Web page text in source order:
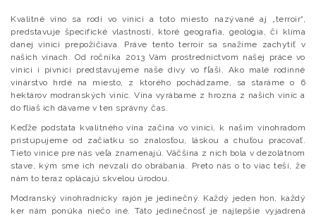
Kvalitné víno sa rodí vo vinici a toto miesto nazývané aj „terroir“,
predstavuje špecifické vlastnosti, ktoré geografia, geológia, či klíma
danej vinici prepožičiava. Práve tento terroir sa snažíme zachytiť v
našich vínach. Od ročníka 2013 Vám prostredníctvom našej práce vo
vinici i pivnici predstavujeme naše divy vo fľaši. Ako malé rodinné
vinárstvo hrdé na miesto, z ktorého pochádzame, sa staráme o 6
hektárov modranských viníc. Vína vyrábame z hrozna z našich viníc a
do fliaš ich dávame v ten správny čas.
Keďže podstata kvalitného vína začína vo vinici, k našim vinohradom
pristupujeme od začiatku so znalosťou, láskou a chuťou pracovať.
Tieto vinice pre nás veľa znamenajú. Väčšina z nich bola v dezolátnom
stave, kým sme ich nevzali do obrábania. Preto nás o to viac teší, že
nám to teraz oplácajú skvelou úrodou.
Modranský vinohradnícky rajón je jedinečný. Každý jeden hon, každý
ker nám ponúka niečo iné. Táto jedinečnosť je najlepšie vyjadrená